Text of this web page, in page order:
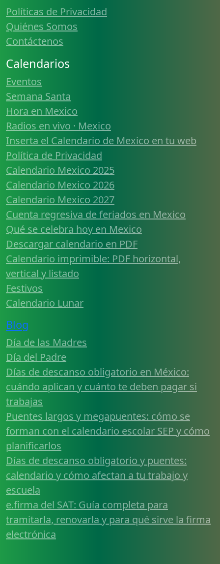
Políticas de Privacidad
Quiénes Somos
Contáctenos
Calendarios
Eventos
Semana Santa
Hora en Mexico
Radios en vivo · Mexico
Inserta el Calendario de Mexico en tu web
Política de Privacidad
Calendario Mexico 2025
Calendario Mexico 2026
Calendario Mexico 2027
Cuenta regresiva de feriados en Mexico
Qué se celebra hoy en Mexico
Descargar calendario en PDF
Calendario imprimible: PDF horizontal,
vertical y listado
Festivos
Calendario Lunar
Blog
Día de las Madres
Día del Padre
Días de descanso obligatorio en México:
cuándo aplican y cuánto te deben pagar si
trabajas
Puentes largos y megapuentes: cómo se
forman con el calendario escolar SEP y cómo
planificarlos
Días de descanso obligatorio y puentes:
calendario y cómo afectan a tu trabajo y
escuela
e.firma del SAT: Guía completa para
tramitarla, renovarla y para qué sirve la firma
electrónica